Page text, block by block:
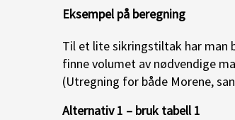
Eksempel på beregning
Til et lite sikringstiltak har man
finne volumet av nødvendige
(Utregning for både Morene,
Alternativ 1 – bruk tabell 1